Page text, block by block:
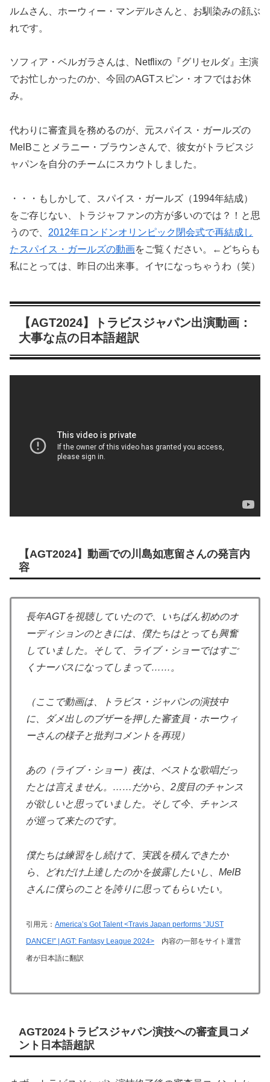
ルムさん、ホーウィー・マンデルさんと、お馴染みの顔ぶ
れです。
ソフィア・ベルガラさんは、Netflixの『グリセルダ』主演
でお忙しかったのか、今回のAGTスピン・オフではお休
み。
代わりに審査員を務めるのが、元スパイス・ガールズの
MelBことメラニー・ブラウンさんで、彼女がトラビスジ
ャパンを自分のチームにスカウトしました。
・・・もしかして、スパイス・ガールズ（1994年結成）
をご存じない、トラジャファンの方が多いのでは？！と思
うので、 2012年ロンドンオリンピック閉会式で再結成し
たスパイス・ガールズの動画をご覧ください。←どちらも
私にとっては、昨日の出来事。イヤになっちゃうわ（笑）
【AGT2024】トラビスジャパン出演動画：
大事な点の日本語超訳
【AGT2024】動画での川島如恵留さんの発言内
容
長年AGTを視聴していたので、いちばん初めのオ
ーディションのときには、僕たちはとっても興奮
していました。そして、ライブ・ショーではすご
くナーバスになってしまって……。
（ここで動画は、トラビス・ジャパンの演技中
に、ダメ出しのブザーを押した審査員・ホーウィ
ーさんの様子と批判コメントを再現）
あの（ライブ・ショー）夜は、ベストな歌唱だっ
たとは言えません。 ……だから、 2度目のチャンス
が欲しいと思っていました。そして今、チャンス
が巡って来たのです。
僕たちは練習をし続けて、実践を積んできたか
ら、どれだけ上達したのかを披露したいし、 MelB
さんに僕らのことを誇りに思ってもらいたい。
引用元： America’s Got Talent <Travis Japan performs “JUST
DANCE!” | AGT: Fantasy League 2024> 内容の一部をサイト運営
者が日本語に翻訳
AGT2024トラビスジャパン演技への審査員コメ
ント日本語超訳